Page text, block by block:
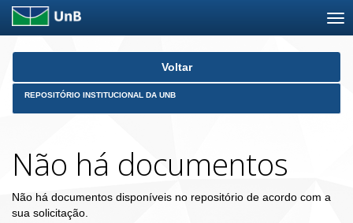
Skip
Voltar
REPOSITÓRIO INSTITUCIONAL DA UNB
Não há documentos
Não há documentos disponíveis no repositório de acordo com a
sua solicitação.